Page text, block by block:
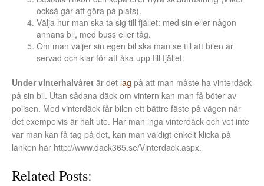
också går att göra på plats).
Välja hur man ska ta sig till fjället: med sin eller någon
annans bil, med buss eller tåg.
Om man väljer sin egen bil ska man se till att bilen är
servad och klar för att åka upp till fjället.
Under vinterhalvåret är det lag på att man måste ha vinterdäck
på sin bil. Utan sådana däck om vintern kan man få böter av
polisen. Med vinterdäck får bilen ett bättre fäste på vägen när
det exempelvis är halt ute. Har man inga vinterdäck och vet inte
var man kan få tag på det, kan man väldigt enkelt klicka på
länken här http://www.dack365.se/Vinterdack.aspx.
Related Posts: